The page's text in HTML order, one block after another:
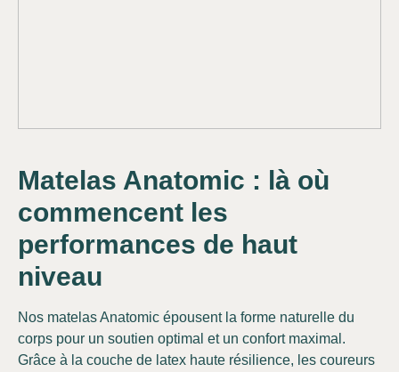
Matelas Anatomic : là où
commencent les
performances de haut
niveau
Nos matelas Anatomic épousent la forme naturelle du
corps pour un soutien optimal et un confort maximal.
Grâce à la couche de latex haute résilience, les coureurs